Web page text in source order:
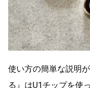
使い方の簡単な説明
る』はU1チップを使